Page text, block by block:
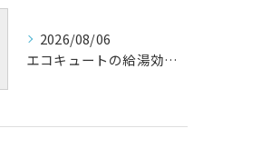
2026/08/06
エコキュートの給湯効率と省エネ効果